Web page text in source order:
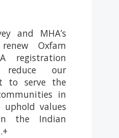
and MHA’s
Oxfam
registration
our
to serve the
in
values
the Indian